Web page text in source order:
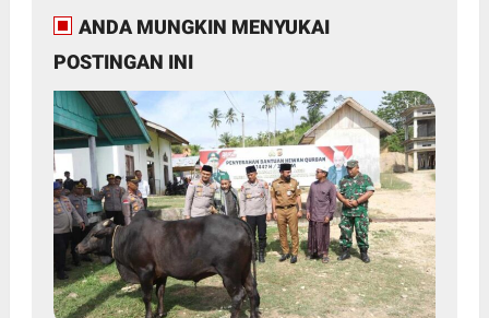
ANDA MUNGKIN MENYUKAI
POSTINGAN INI